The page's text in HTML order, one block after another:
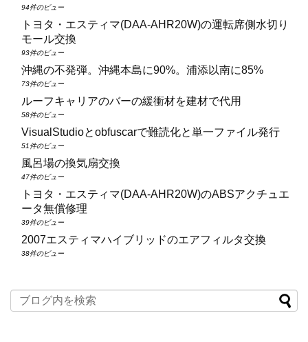
94件のビュー
トヨタ・エスティマ(DAA‑AHR20W)の運転席側水切り
モール交換
93件のビュー
沖縄の不発弾。沖縄本島に90%。浦添以南に85%
73件のビュー
ルーフキャリアのバーの緩衝材を建材で代用
58件のビュー
VisualStudioとobfuscarで難読化と単一ファイル発行
51件のビュー
風呂場の換気扇交換
47件のビュー
トヨタ・エスティマ(DAA‑AHR20W)のABSアクチュエ
ータ無償修理
39件のビュー
2007エスティマハイブリッドのエアフィルタ交換
38件のビュー